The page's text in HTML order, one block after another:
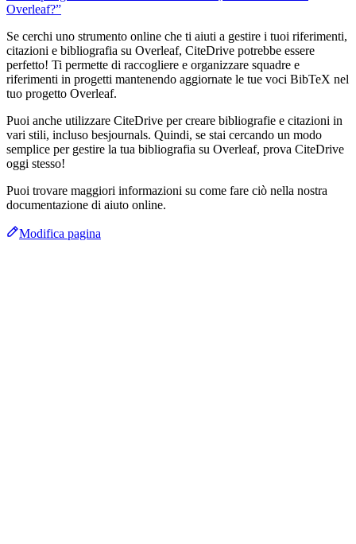
Overleaf?”
Se cerchi uno strumento online che ti aiuti a gestire i tuoi riferimenti,
citazioni e bibliografia su Overleaf, CiteDrive potrebbe essere
perfetto! Ti permette di raccogliere e organizzare squadre e
riferimenti in progetti mantenendo aggiornate le tue voci BibTeX nel
tuo progetto Overleaf.
Puoi anche utilizzare CiteDrive per creare bibliografie e citazioni in
vari stili, incluso besjournals. Quindi, se stai cercando un modo
semplice per gestire la tua bibliografia su Overleaf, prova CiteDrive
oggi stesso!
Puoi trovare maggiori informazioni su come fare ciò nella nostra
documentazione di aiuto online.
Modifica pagina